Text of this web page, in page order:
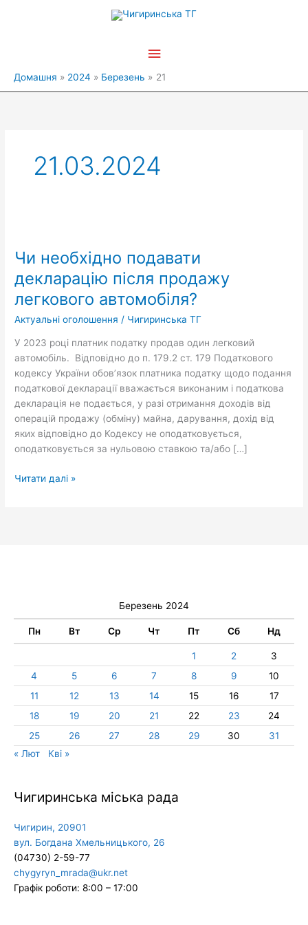
Головне
Домашня 2024 Березень 21
21.03.2024
Чи необхідно подавати
декларацію після продажу
легкового автомобіля?
Актуальні оголошення / Чигиринська ТГ
У 2023 році платник податку продав один легковий
автомобіль. Відповідно до п. 179.2 ст. 179 Податкового
кодексу України обов’язок платника податку щодо подання
податкової декларації вважається виконаним і податкова
декларація не подається, у разі отримання доходів від
операцій продажу (обміну) майна, дарування, дохід від
яких відповідно до Кодексу не оподатковується,
оподатковується за нульовою ставкою та/або […]
подавати
після
продажу
легкового
Читати далі »
Березень 2024
Пн Вт Ср Чт Пт Сб Нд
1 2
3
4
5 6 7 8 9
10
11
12 13 14 15 16
17
18
19 20 21 22 23
24
25
26 27 28 29 30
31
« Лют
Кві »
Чигиринська міська рада
Чигирин, 20901
вул. Богдана Хмельницького, 26
(04730) 2-59-77
chygyryn_mrada@ukr.net
Графік роботи: 8:00 – 17:00